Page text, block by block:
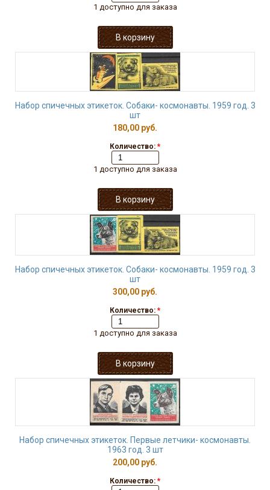
1 доступно для заказа
Набор спичечных этикеток. Собаки- космонавты. 1959 год. 3
шт
180,00 руб.
Количество: *
1 доступно для заказа
Набор спичечных этикеток. Собаки- космонавты. 1959 год. 3
шт
300,00 руб.
Количество: *
1 доступно для заказа
Набор спичечных этикеток. Первые летчики- космонавты.
1963 год. 3 шт
200,00 руб.
Количество: *